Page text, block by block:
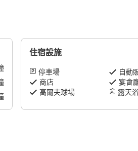
住宿設施
停車場
自動
商店
宴會
高爾夫球場
露天